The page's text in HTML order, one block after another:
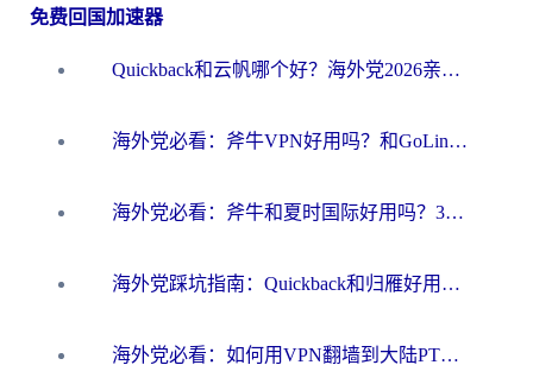
免费回国加速器
Quickback和云帆哪个好？海外党2026亲测指南：选对加速器大陆工具，无缝刷国内剧玩国服
海外党必看：斧牛VPN好用吗？和GoLinkVPN对比哪个回国效果更好？
海外党必看：斧牛和夏时国际好用吗？3步选对回国加速器，无缝刷国内资源
海外党踩坑指南：Quickback和归雁好用吗？选对加速器才能无缝刷国内资源
海外党必看：如何用VPN翻墙到大陆PTT？一篇解决你所有回国加速痛点